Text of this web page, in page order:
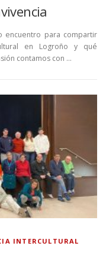
encuentro para compartir
en Logroño y qué
contamos con …
INTERCULTURAL